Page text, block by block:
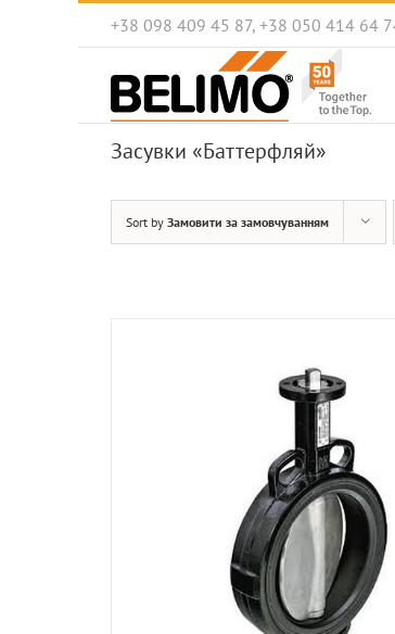
+38 098 409 45 87, +38 050 414 64
Засувки «Баттерфляй»
Sort by Замовити за замовчуванням